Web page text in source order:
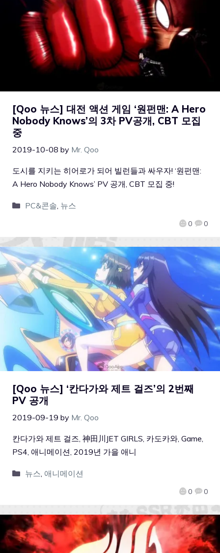
[Qoo 뉴스] 대전 액션 게임 ‘원펀맨: A Hero
Nobody Knows’의 3차 PV공개, CBT 모집
중
2019-10-08 by Mr. Qoo
0 0
도시를 지키는 히어로가 되어 빌런들과 싸우자! ‘원펀맨:
A Hero Nobody Knows’ PV 공개, CBT 모집 중!
PC&콘솔, 뉴스
[Qoo 뉴스] ‘칸다가와 제트 걸즈’의 2번째
PV 공개
2019-09-19 by Mr. Qoo
0 0
칸다가와 제트 걸즈, 神田川JET GIRLS, 카도카와, Game,
PS4, 애니메이션, 2019년 가을 애니
뉴스, 애니메이션